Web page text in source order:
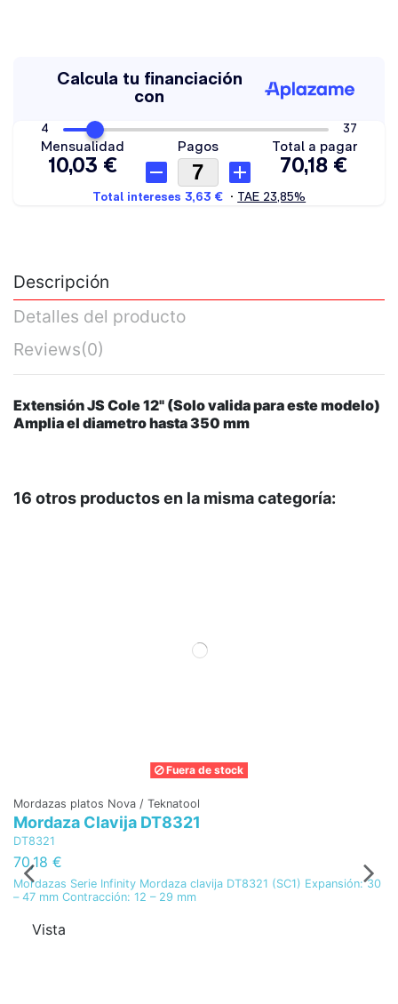
Descripción
Detalles del producto
Reviews(0)
Extensión JS Cole 12" (Solo valida para este modelo)
Amplia el diametro hasta 350 mm
16 otros productos en la misma categoría:
Fuera de stock
Mordazas platos Nova / Teknatool
Mordaza Clavija DT8321
DT8321
70,18 €
Mordazas Serie Infinity Mordaza clavija DT8321 (SC1) Expansión: 30
– 47 mm Contracción: 12 – 29 mm
Vista